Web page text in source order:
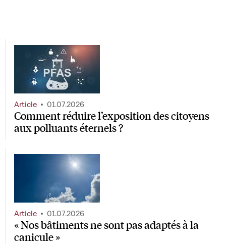
Comment réduire l’exposition des citoyens
aux polluants éternels ?
Article 01.07.2026
« Nos bâtiments ne sont pas adaptés à la
canicule »
Article 01.07.2026